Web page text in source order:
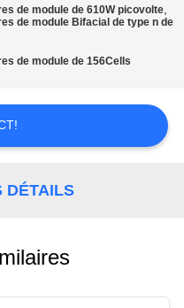
de module de 610W picovolte,
de module Bifacial de type n de
de module de 156Cells
DÉTAILS